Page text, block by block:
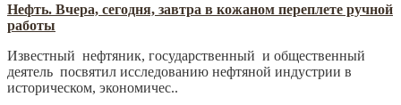
Нефть. Вчера, сегодня, завтра в кожаном переплете ручной
работы
Известный нефтяник, государственный и общественный
деятель посвятил исследованию нефтяной индустрии в
историческом, экономичес..